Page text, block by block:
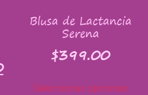
Blusa de Lactancia
Serena
$399.00
Seleccionar opciones